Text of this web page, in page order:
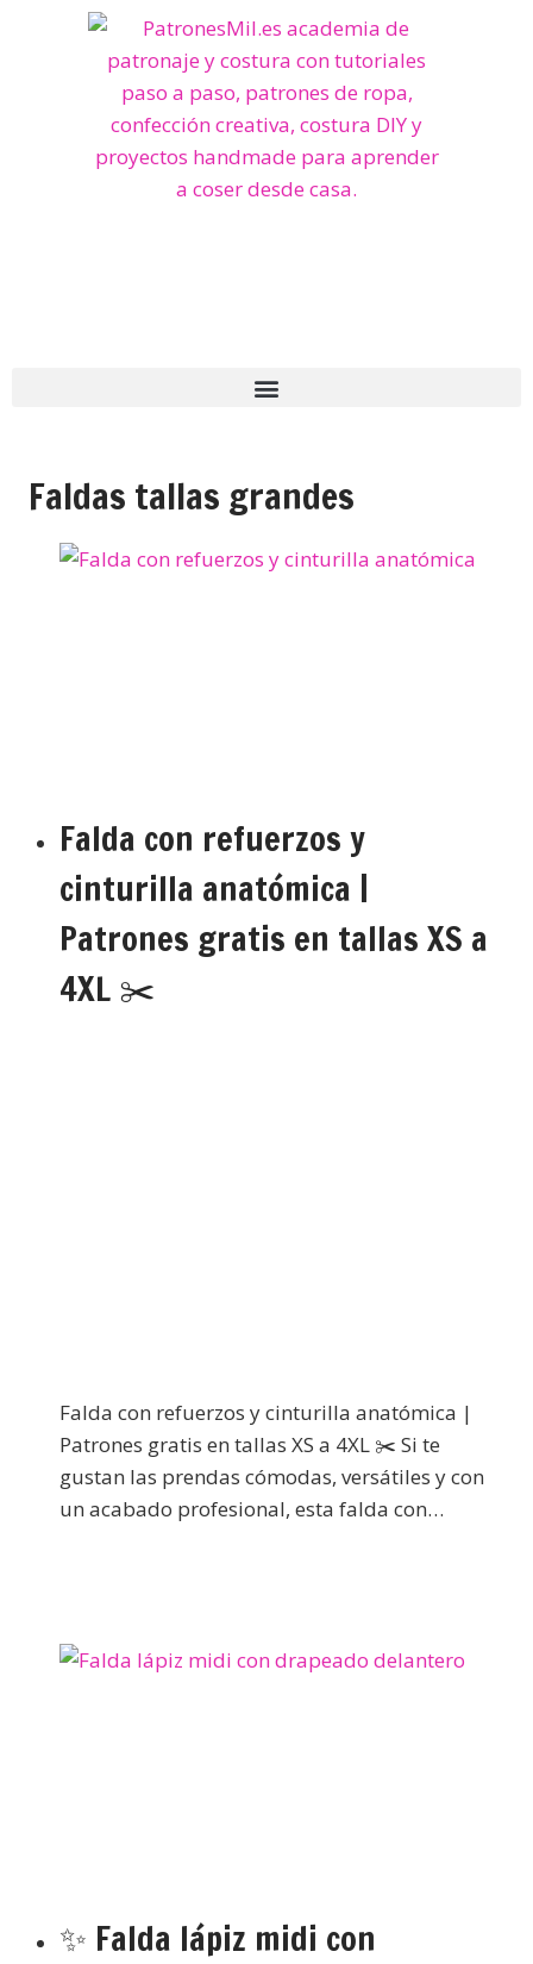
Faldas tallas grandes
Falda con refuerzos y
cinturilla anatómica |
Patrones gratis en tallas XS a
4XL ✂️
Falda con refuerzos y cinturilla anatómica |
Patrones gratis en tallas XS a 4XL ✂️ Si te
gustan las prendas cómodas, versátiles y con
un acabado profesional, esta falda con…
✨ Falda lápiz midi con